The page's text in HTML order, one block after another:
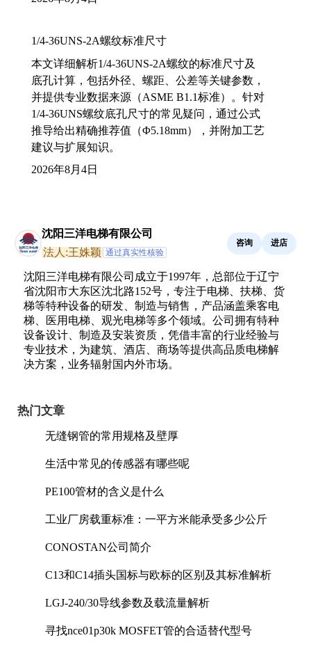
1/4-36UNS-2A螺纹标准尺寸
本文详细解析1/4-36UNS-2A螺纹的标准尺寸及
底孔计算，包括外径、螺距、公差等关键参数，
并提供专业数据来源（ASME B1.1标准）。针对
1/4-36UNS螺纹底孔尺寸的常见疑问，通过公式
推导给出精确推荐值（Φ5.18mm），并附加工艺
建议与扩展知识。
2026年8月4日
沈阳三洋电梯有限公司
法人:王姝颖 通过真实性核验
咨询 进店
沈阳三洋电梯有限公司成立于1997年，总部位于辽宁
省沈阳市大东区沈北路152号，专注于电梯、扶梯、货
梯等特种设备的研发、制造与销售，产品涵盖乘客电
梯、医用电梯、观光电梯等多个领域。公司拥有特种
设备设计、制造及安装资质，凭借丰富的行业经验与
专业技术，为建筑、酒店、商场等提供高品质电梯解
决方案，业务辐射国内外市场。
热门文章
无缝钢管的常用规格及壁厚
生活中常见的传感器有哪些呢
PE100管材的含义是什么
工业厂房载重标准：一平方米能承受多少公斤
CONOSTAN公司简介
C13和C14插头国标与欧标的区别及其标准解析
LGJ-240/30导线参数及载流量解析
寻找nce01p30k MOSFET管的合适替代型号